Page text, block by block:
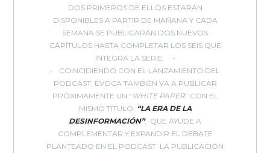
DOS PRIMEROS DE ELLOS ESTARÁN
DISPONIBLES A PARTIR DE MAÑANA Y CADA
SEMANA SE PUBLICARÁN DOS NUEVOS
CAPÍTULOS HASTA COMPLETAR LOS SEIS QUE
INTEGRA LA SERIE.
COINCIDIENDO CON EL LANZAMIENTO DEL
PODCAST, EVOCA TAMBIÉN VA A PUBLICAR
PRÓXIMAMENTE UN “ WHITE PAPER” CON EL
MISMO TÍTULO, “LA ERA DE LA
DESINFORMACIÓN”, QUE AYUDE A
COMPLEMENTAR Y EXPANDIR EL DEBATE
PLANTEADO EN EL PODCAST. LA PUBLICACIÓN